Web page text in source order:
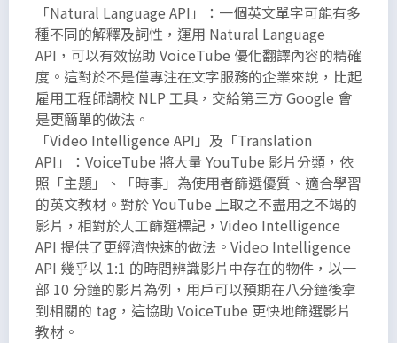
「Natural Language API」：一個英文單字可能有多
種不同的解釋及詞性，運用 Natural Language
API，可以有效協助 VoiceTube 優化翻譯內容的精確
度。這對於不是僅專注在文字服務的企業來說，比起
雇用工程師調校 NLP 工具，交給第三方 Google 會
是更簡單的做法。
「Video Intelligence API」及「Translation
API」：VoiceTube 將大量 YouTube 影片分類，依
照「主題」、「時事」為使用者篩選優質、適合學習
的英文教材。對於 YouTube 上取之不盡用之不竭的
影片，相對於人工篩選標記，Video Intelligence
API 提供了更經濟快速的做法。Video Intelligence
API 幾乎以 1:1 的時間辨識影片中存在的物件，以一
部 10 分鐘的影片為例，用戶可以預期在八分鐘後拿
到相關的 tag，這協助 VoiceTube 更快地篩選影片
教材。